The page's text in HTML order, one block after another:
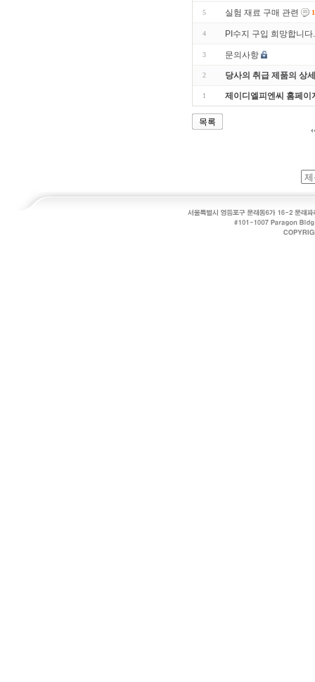
5 실험 재료 구매 관련 1
4 PI수지 구입 희망합니다.
3 문의사항
2 당사의 취급 제품의 상
1 제이디엘피엔씨 홈페이
목록